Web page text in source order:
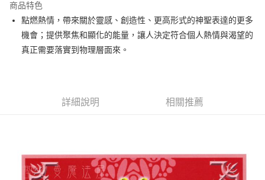
Apple Pay
街口支付
7-11取貨付款
商品特色
點燃熱情，帶來關於靈感、創造性、更高形式的神聖表達的更多
機會；提供聚焦和顯化的能量，讓人決定符合個人熱情與渴望的
真正需要落實到物理層面來。
詳細說明 相關推薦